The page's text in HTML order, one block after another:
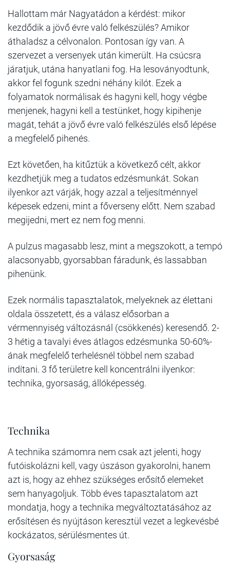
Hallottam már Nagyatádon a kérdést: mikor
kezdődik a jövő évre való felkészülés? Amikor
áthaladsz a célvonalon. Pontosan így van. A
szervezet a versenyek után kimerült. Ha csúcsra
járatjuk, utána hanyatlani fog. Ha lesoványodtunk,
akkor fel fogunk szedni néhány kilót. Ezek a
folyamatok normálisak és hagyni kell, hogy végbe
menjenek, hagyni kell a testünket, hogy kipihenje
magát, tehát a jövő évre való felkészülés első lépése
a megfelelő pihenés.
Ezt követően, ha kitűztük a következő célt, akkor
kezdhetjük meg a tudatos edzésmunkát. Sokan
ilyenkor azt várják, hogy azzal a teljesítménnyel
képesek edzeni, mint a főverseny előtt. Nem szabad
megijedni, mert ez nem fog menni.
A pulzus magasabb lesz, mint a megszokott, a tempó
alacsonyabb, gyorsabban fáradunk, és lassabban
pihenünk.
Ezek normális tapasztalatok, melyeknek az élettani
oldala összetett, és a válasz elősorban a
vérmennyiség változásnál (csökkenés) keresendő. 2-
3 hétig a tavalyi éves átlagos edzésmunka 50-60%-
ának megfelelő terhelésnél többel nem szabad
indítani. 3 fő területre kell koncentrálni ilyenkor:
technika, gyorsaság, állóképesség.
Technika
A technika számomra nem csak azt jelenti, hogy
futóiskolázni kell, vagy úszáson gyakorolni, hanem
azt is, hogy az ehhez szükséges erősítő elemeket
sem hanyagoljuk. Több éves tapasztalatom azt
mondatja, hogy a technika megváltoztatásához az
erősítésen és nyújtáson keresztül vezet a legkevésbé
kockázatos, sérülésmentes út.
Gyorsaság